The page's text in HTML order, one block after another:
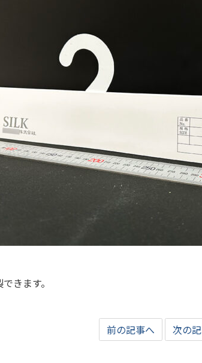
きます。
前の記事へ 次の